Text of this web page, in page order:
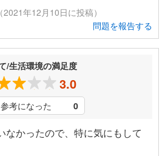
年12月10日に投稿）
問題を報告する
/生活環境の満足度
3.0
参考になった 0
なかったので、特に気にもして